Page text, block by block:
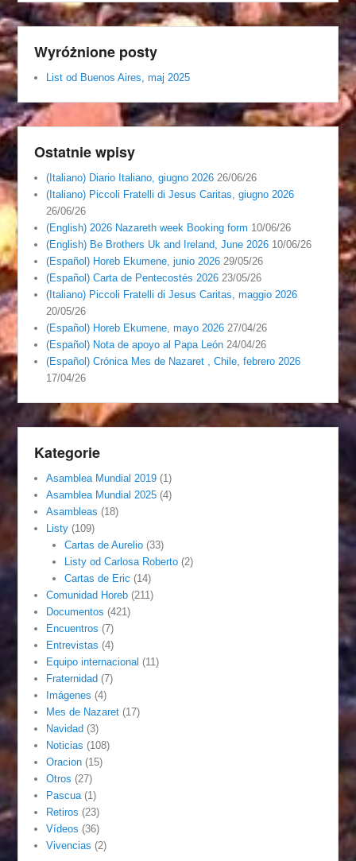
Wyróżnione posty
List od Buenos Aires, maj 2025
Ostatnie wpisy
(Italiano) Diario Italiano, giugno 2026 26/06/26
(Italiano) Piccoli Fratelli di Jesus Caritas, giugno 2026
26/06/26
(English) 2026 Nazareth week Booking form 10/06/26
(English) Be Brothers Uk and Ireland, June 2026 10/06/26
(Español) Horeb Ekumene, junio 2026 29/05/26
(Español) Carta de Pentecostés 2026 23/05/26
(Italiano) Piccoli Fratelli di Jesus Caritas, maggio 2026
20/05/26
(Español) Horeb Ekumene, mayo 2026 27/04/26
(Español) Nota de apoyo al Papa León 24/04/26
(Español) Crónica Mes de Nazaret , Chile, febrero 2026
17/04/26
Kategorie
Asamblea Mundial 2019 (1)
Asamblea Mundial 2025 (4)
Asambleas (18)
Listy (109)
Cartas de Aurelio(33)
Listy od Carlosa Roberto(2)
Cartas de Eric (14)
Comunidad Horeb (211)
Documentos (421)
Encuentros (7)
Entrevistas (4)
Equipo internacional (11)
Fraternidad (7)
Imágenes (4)
Mes de Nazaret (17)
Navidad (3)
Noticias (108)
Oracion (15)
Otros (27)
Pascua(1)
Retiros (23)
Vídeos (36)
Vivencias (2)